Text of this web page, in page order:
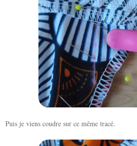
Puis je viens coudre sur ce même tracé.